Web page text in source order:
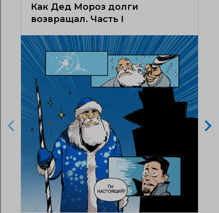
Как Дед Мороз долги
возвращал. Часть I